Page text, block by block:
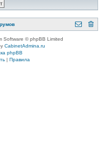
Software © phpBB Limited
CabinetAdmina.ru
phpBB
| Правила